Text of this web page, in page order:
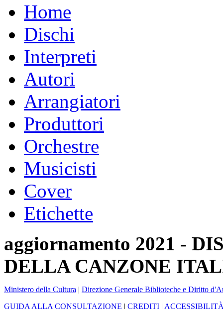
Home
Dischi
Interpreti
Autori
Arrangiatori
Produttori
Orchestre
Musicisti
Cover
Etichette
aggiornamento 2021 -
DELLA CANZONE
Ministero della Cultura | Direzione Generale Biblioteche e Diritto
GUIDA ALLA CONSULTAZIONE | CREDITI |